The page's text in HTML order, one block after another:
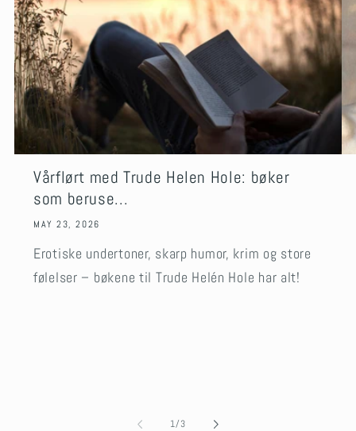
Vårflørt med Trude Helen Hole: bøker
som beruse...
MAY 23, 2026
Erotiske undertoner, skarp humor, krim og store
følelser – bøkene til Trude Helén Hole har alt!
1/of3